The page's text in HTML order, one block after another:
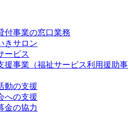
付事業の窓口業務
きサロン
ービス
援事業（福祉サービス利用援助事
動の支援
への支援
金の協力